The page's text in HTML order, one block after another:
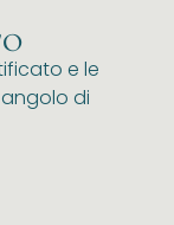
e le
di